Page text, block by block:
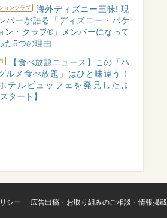
ョンクラブ
海外ディズニー三昧! 現
バーが語る「ディズニー・バケ
ン・クラブ®」メンバーになって
た5つの理由
【食べ放題ニュース】この「ハ
ルメ食べ放題」はひと味違う！
テルビュッフェを発見したよ
タート】
シー
広告出稿・お取り組みのご相談・情報掲